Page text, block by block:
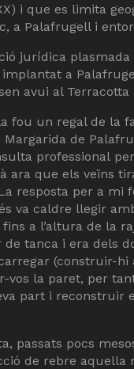
i que es limita
a Palafrugell i
jurídica
a
avui al Terracotta
fou un regal de la
Margarida de
professional
ara que els veïns
resposta per a mi
va caldre llegir
a l’altura de la
tanca i era dels
(construir-hi
vos la paret, per
part i reconstruir
passats pocs
de rebre aquella